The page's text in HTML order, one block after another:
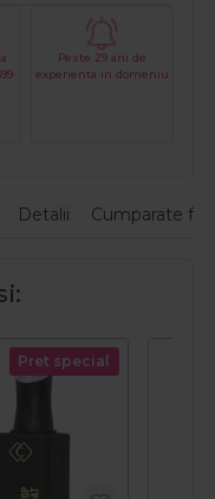
Peste 29 ani de
experienta in domeniu
Detalii Cumparate
Pret special